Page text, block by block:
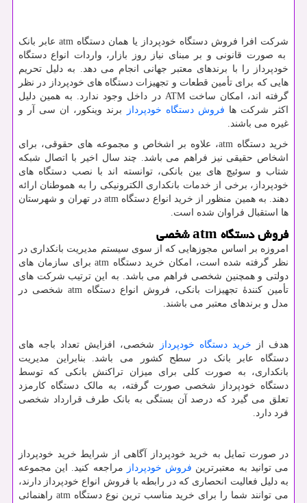
شرکت افرا فروش دستگاه خودپرداز یا همان دستگاه atmعابر بانک
به صورت قانونی و بر مبنای نیاز روز بازار، واردات انواع دستگاه
خودپرداز را با برندهای معتبر جهانی انجام می دهد. به دلیل تحریم
هایی که برای تأمین قطعات و تجهیزات دستگاه های خودپرداز در نظر
گرفته اند، امکان ساختATM در داخل وجود ندارد. به همین دلیل
اکثر شرکت ها فروش دستگاه خودپرداز
برند وینکور، ان سی آر و
غیره می باشند.
خرید دستگاه atm، علاوه بر اشخاص و مجموعه های حقوقی، برای
اشخاص حقیقی نیز فراهم می باشد. چند سال اخیر با اتصال شبکه
شتاب و سوئیچ های بین بانکی، توانسته اند با نصب دستگاه های
خودپرداز، برخی از خدمات بانکداری الکترونیکی را به هموطنان ارائه
دهند. به همین منظور از خرید انواع دستگاه atm در تهران و شهرستان
ها استقبال فراوان شده است.
فروش دستگاهatmشخصی
امروزه بر اساس مجوزهایی که از سوی سیستم مدیریت بانکداری در
نظر گرفته شده است، امکان خرید دستگاه atmبرای سازمان های
دولتی و همچنین شخصی فراهم می باشد. به این ترتیب شرکت های
تأمین کنندۀ تجهیزات بانکی، فروش انواع دستگاه atm شخصی در
مدل و برندهای معتبر می باشند.
هدف از خرید دستگاه خودپرداز
شخصی، افزایش تعداد باجه های
دستگاه عابر بانک در سطح کشور می باشد. بنابراین مدیریت
بانکداری، به صورت کلی برای میزان تراکنش بانکی که توسط
دستگاه خودپرداز شخصی صورت گرفته، به مالک دستگاه کارمزد
تعلق می گیرد که درصد آن بستگی به بانک طرف قرارداد شخصی
فرد دارد.
در صورت تمایل به خرید خودپرداز آگاهی از شرایط خرید خودپرداز
می توانید به معتبرترین فروش خودپرداز
مراجعه کنید. این مجموعه
به دلیل فعالیت انحصاری که در رابطه با فروش انواع خودپرداز دارند،
می توانند شما را برای خرید مناسب ترین نوع دستگاهatm راهنمائی